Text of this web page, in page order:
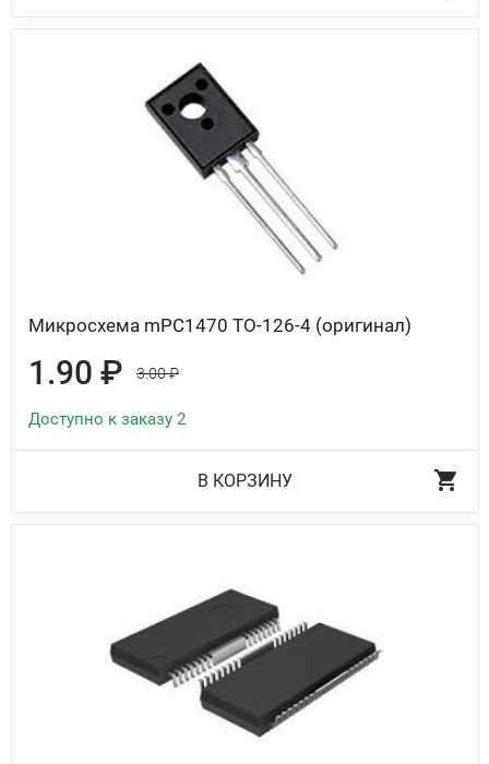
Микросхема mPC1470 TO-126-4 (оригинал)
1.90 ₽ 3.00 ₽
Доступно к заказу 2
В КОРЗИНУ